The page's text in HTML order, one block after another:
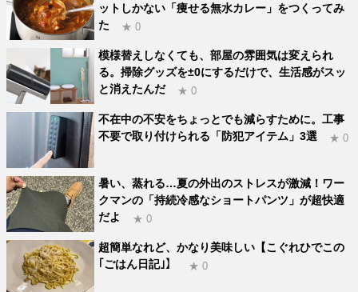
ットしかない「痩せる無水カレー」をつくってみ
た
★ 0
模様替えしなくても、部屋の雰囲気は変えられ
る。掃除グッズを±0にするだけで、生活感がスッ
と消えたんだ
★ 0
不在中の不安をちょっとでも減らすために。工事
不要で取り付けられる「防犯アイテム」3選
★ 0
暑い、蒸れる…夏の外出のストレスが激減！ワー
クマンの「持続冷感なショートパンツ」が超快適
だよ
★ 0
超簡単なれど、かなり美味しい【こぐれひでこの
｢ごはん日記｣】
★ 0